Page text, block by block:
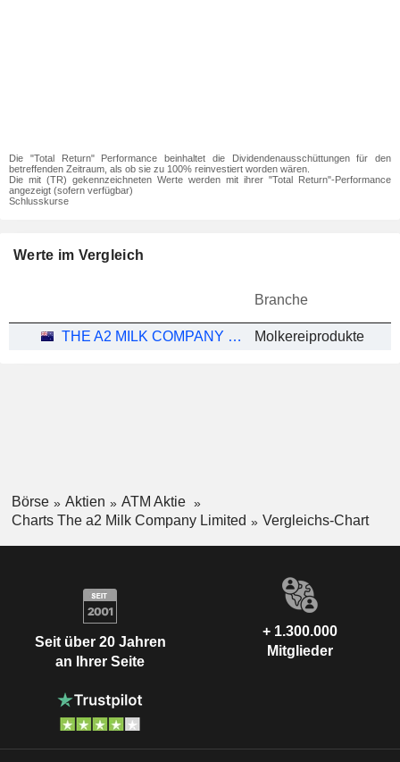
Die "Total Return" Performance beinhaltet die Dividendenausschüttungen für den
betreffenden Zeitraum, als ob sie zu 100% reinvestiert worden wären.
Die mit (TR) gekennzeichneten Werte werden mit ihrer "Total Return"-Performance
angezeigt (sofern verfügbar)
Schlusskurse
Werte im Vergleich
Branche
THE A2 MILK COMPANY LIMITED Molkereiprodukte
Börse Aktien
ATM Aktie
Charts The a2 Milk Company Limited
Vergleichs-Chart
Seit über 20 Jahren
an Ihrer Seite
+ 1.300.000
Mitglieder